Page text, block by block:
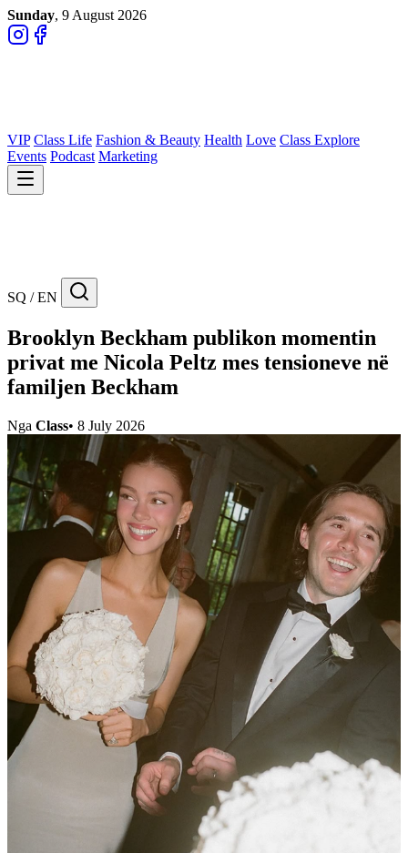
Sunday, 9 August 2026
VIP Class Life Fashion & Beauty Health Love Class Explore
Events Podcast Marketing
SQ / EN
Brooklyn Beckham publikon momentin
privat me Nicola Peltz mes tensioneve në
familjen Beckham
Nga Class• 8 July 2026